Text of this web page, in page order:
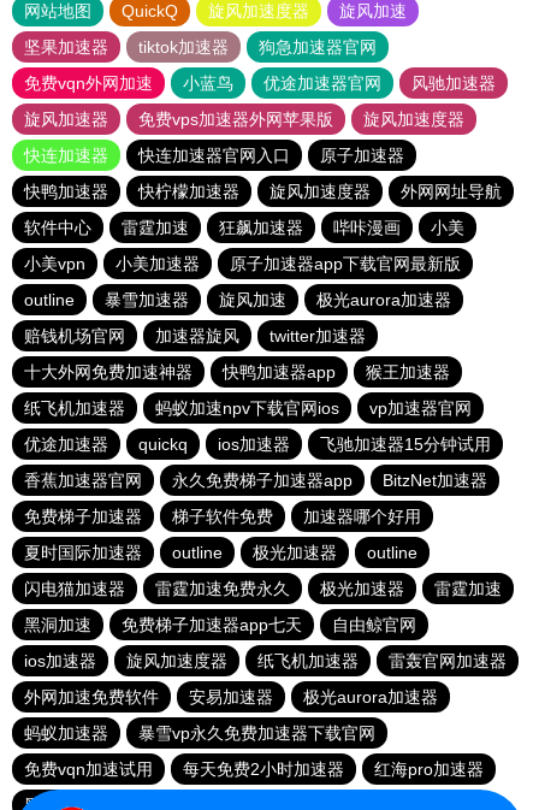
网站地图 QuickQ 旋风加速度器
旋风加速
坚果加速器
tiktok加速器
狗急加速器官网
免费vqn外网加速
小蓝鸟 优途加速器官网
风驰加速器
旋风加速器
免费vps加速器外网苹果版
旋风加速度器
快连加速器
快连加速器官网入口
原子加速器
快鸭加速器
快柠檬加速器 旋风加速度器
外网网址导航
软件中心
雷霆加速 狂飙加速器 哔咔漫画
小美
小美vpn
小美加速器
原子加速器app下载官网最新版
outline
暴雪加速器 旋风加速
极光aurora加速器
赔钱机场官网
加速器旋风
twitter加速器
十大外网免费加速神器
快鸭加速器app
猴王加速器
纸飞机加速器
蚂蚁加速npv下载官网ios
vp加速器官网
优途加速器
quickq ios加速器
飞驰加速器15分钟试用
香蕉加速器官网
永久免费梯子加速器app
BitzNet加速器
免费梯子加速器
梯子软件免费
加速器哪个好用
夏时国际加速器
outline 极光加速器
outline
闪电猫加速器
雷霆加速免费永久 极光加速器
雷霆加速
黑洞加速
免费梯子加速器app七天
自由鲸官网
ios加速器
旋风加速度器 纸飞机加速器
雷轰官网加速器
外网加速免费软件
安易加速器
极光aurora加速器
蚂蚁加速器
暴雪vp永久免费加速器下载官网
免费vqn加速试用
每天免费2小时加速器
红海pro加速器
黑洞官网